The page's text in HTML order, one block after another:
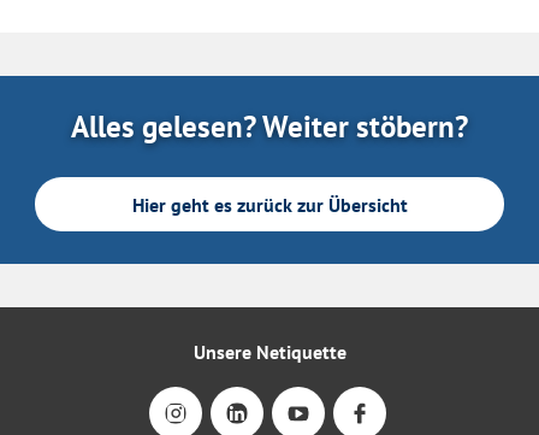
Alles gelesen? Weiter stöbern?
Hier geht es zurück zur Übersicht
Unsere Netiquette